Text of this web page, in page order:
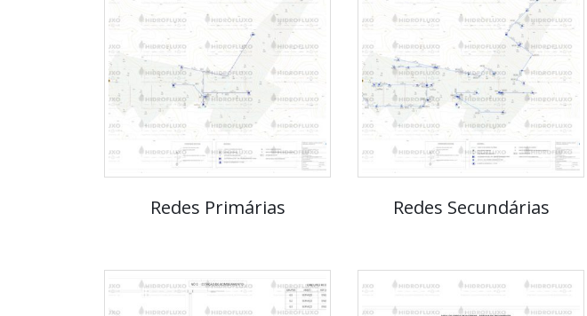
Redes Primárias Redes Secundárias